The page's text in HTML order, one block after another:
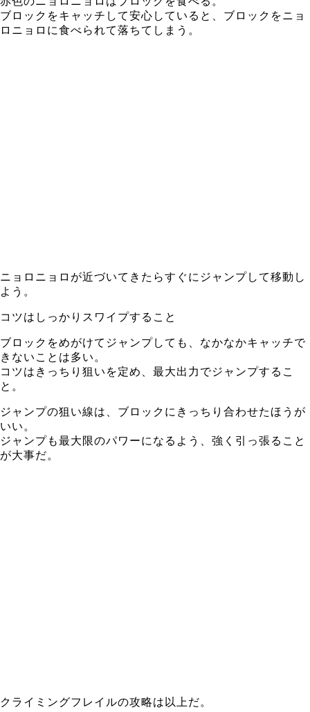
ブロックをキャッチして安心していると、ブロックをニョ
ロニョロに食べられて落ちてしまう。
ニョロニョロが近づいてきたらすぐにジャンプして移動し
よう。
コツはしっかりスワイプすること
ブロックをめがけてジャンプしても、なかなかキャッチで
きないことは多い。
コツはきっちり狙いを定め、最大出力でジャンプするこ
と。
ジャンプの狙い線は、ブロックにきっちり合わせたほうが
いい。
ジャンプも最大限のパワーになるよう、強く引っ張ること
が大事だ。
クライミングフレイルの攻略は以上だ。